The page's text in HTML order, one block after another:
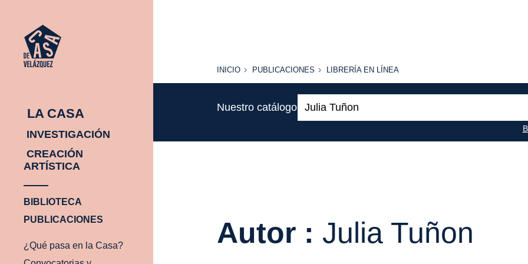
LA CASA
INVESTIGACIÓN
CREACIÓN
ARTÍSTICA
BIBLIOTECA
PUBLICACIONES
¿Qué pasa en la Casa?
INICIO
INICIO PUBLICACIONES
PUBLICACIONES
LIBRERÍA
LÍNEA
LIBRERÍA EN LÍNEA
Nuestro catálogo
Autor : Julia Tuñon